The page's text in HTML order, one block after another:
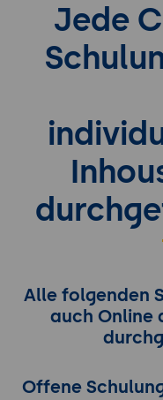
Jede
Alle folgenden
auch Online
Offene